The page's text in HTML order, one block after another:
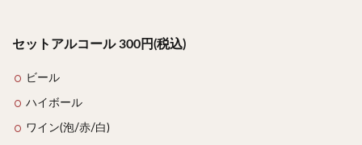
セットアルコール 300円(税込)
ビール
ハイボール
ワイン(泡/赤/白)